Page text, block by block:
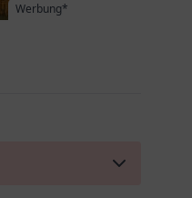
Werbung*